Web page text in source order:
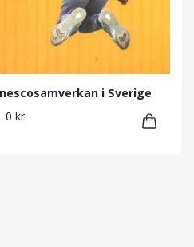
i Sverige
0 kr